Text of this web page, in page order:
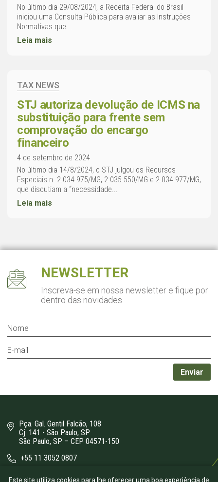
No último dia 29/08/2024, a Receita Federal do Brasil
iniciou uma Consulta Pública para avaliar as Instruções
Normativas que...
Leia mais
TAX NEWS
STJ autoriza devolução de ICMS na
substituição para frente sem
comprovação do encargo
financeiro
4 de setembro de 2024
No último dia 14/8/2024, o STJ julgou os Recursos
Especiais n. 2.034.975/MG, 2.035.550/MG e 2.034.977/MG,
que discutiam a “necessidade...
Leia mais
NEWSLETTER
Inscreva-se em nossa newsletter e fique por
dentro das novidades
Pça. Gal. Gentil Falcão, 108
Cj. 141 - São Paulo, SP
São Paulo, SP – CEP 04571-150
+55 11 3052 0807
Este site utiliza cookies para lhe oferecer uma boa experiência de